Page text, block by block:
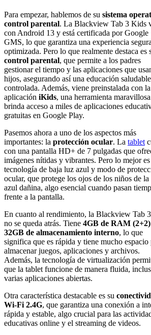
Para empezar, hablemos de su sistema
control parental. La Blackview Tab 3 Kids
con Android 13 y está certificada por Google
GMS, lo que garantiza una experiencia
optimizada. Pero lo que realmente destaca es
control parental, que permite a los padres
gestionar el tiempo y las aplicaciones que
hijos, asegurando así una educación
controlada. Además, viene preinstalada con la
aplicación iKids, una herramienta
brinda acceso a miles de aplicaciones
gratuitas en Google Play.
Pasemos ahora a uno de los aspectos más
importantes: la protección ocular. La tablet
con una pantalla HD+ de 7 pulgadas que
imágenes nítidas y vibrantes. Pero lo mejor es
tecnología de baja luz azul y modo de
ocular, que protege los ojos de los niños de
azul dañina, algo esencial cuando pasan
frente a la pantalla.
En cuanto al rendimiento, la Blackview Tab
no se queda atrás. Tiene 4GB de RAM (2+2)
32GB de almacenamiento interno, lo que
significa que es rápida y tiene mucho espacio
almacenar juegos, aplicaciones y archivos.
Además, la tecnología de virtualización
que la tablet funcione de manera fluida,
varias aplicaciones abiertas.
Otra característica destacable es su
Wi-Fi 2.4G, que garantiza una conexión a
rápida y estable, algo crucial para las
educativas online y el streaming de videos.